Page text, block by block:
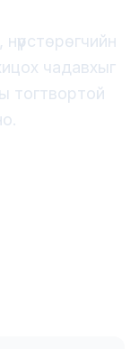
чадавхыг
тогтвортой